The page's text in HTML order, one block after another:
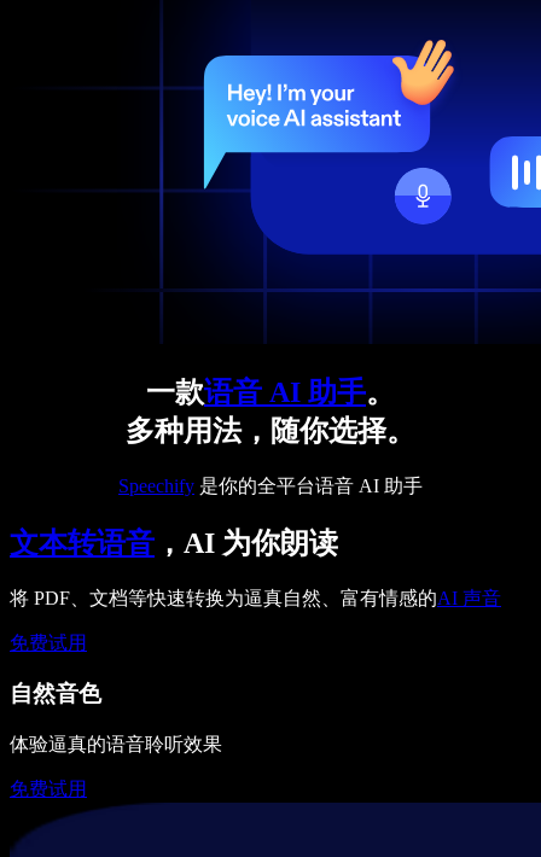
一款语音 AI 助手。
多种用法，随你选择。
Speechify 是你的全平台语音 AI 助手
文本转语音 ，AI 为你朗读
将 PDF、文档等快速转换为逼真自然、富有情感的AI 声音
免费试用
自然音色
体验逼真的语音聆听效果
免费试用